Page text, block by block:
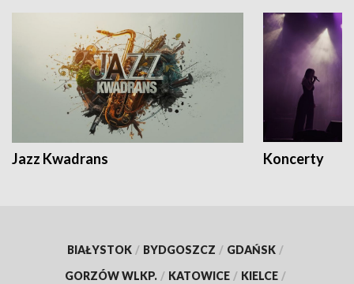
Jazz Kwadrans Koncerty
BIAŁYSTOK / BYDGOSZCZ / GDAŃSK /
GORZÓW WLKP. / KATOWICE / KIELCE /